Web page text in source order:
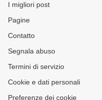
I migliori post
Pagine
Contatto
Segnala abuso
Termini di servizio
Cookie e dati personali
Preferenze dei cookie